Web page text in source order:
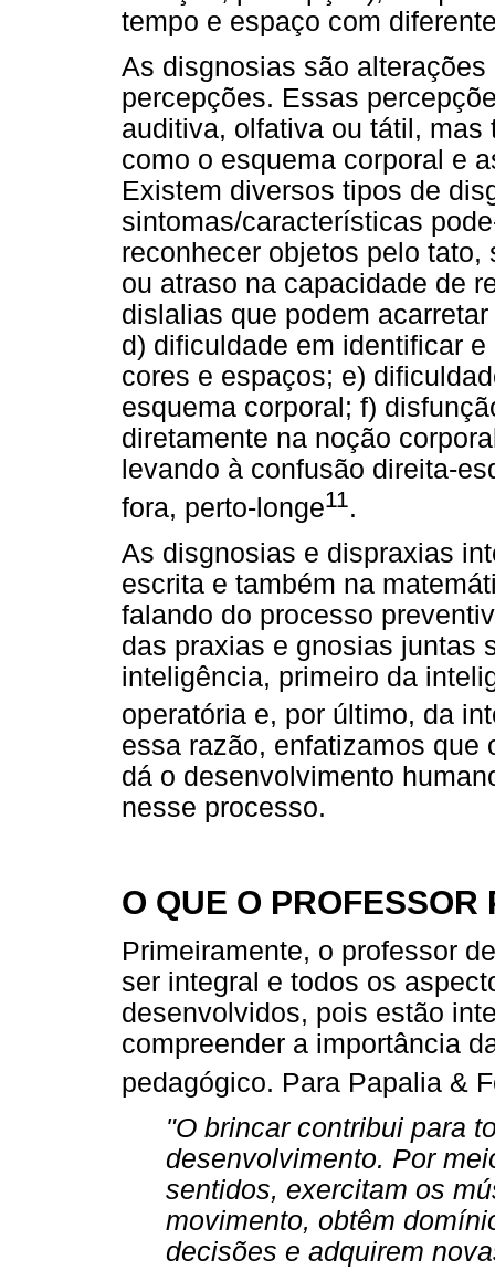
tempo e espaço com
As disgnosias são
percepções. Essas
auditiva, olfativa ou tátil,
como o esquema corporal e
Existem diversos tipos de
sintomas/características
reconhecer objetos pelo
ou atraso na capacidade de
dislalias que podem
d) dificuldade em identificar
cores e espaços; e)
esquema corporal; f)
diretamente na noção
levando à confusão direita-
fora, perto-longe11 .
As disgnosias e dispraxias
escrita e também na
falando do processo
das praxias e gnosias juntas
inteligência, primeiro da
operatória e, por último, da
essa razão, enfatizamos que
dá o desenvolvimento
nesse processo.
O QUE O
Primeiramente, o professor
ser integral e todos os
desenvolvidos, pois estão
compreender a importância
pedagógico. Para Papalia &
"O brincar contribui para
desenvolvimento. Por
sentidos, exercitam os
movimento, obtêm
decisões e adquirem